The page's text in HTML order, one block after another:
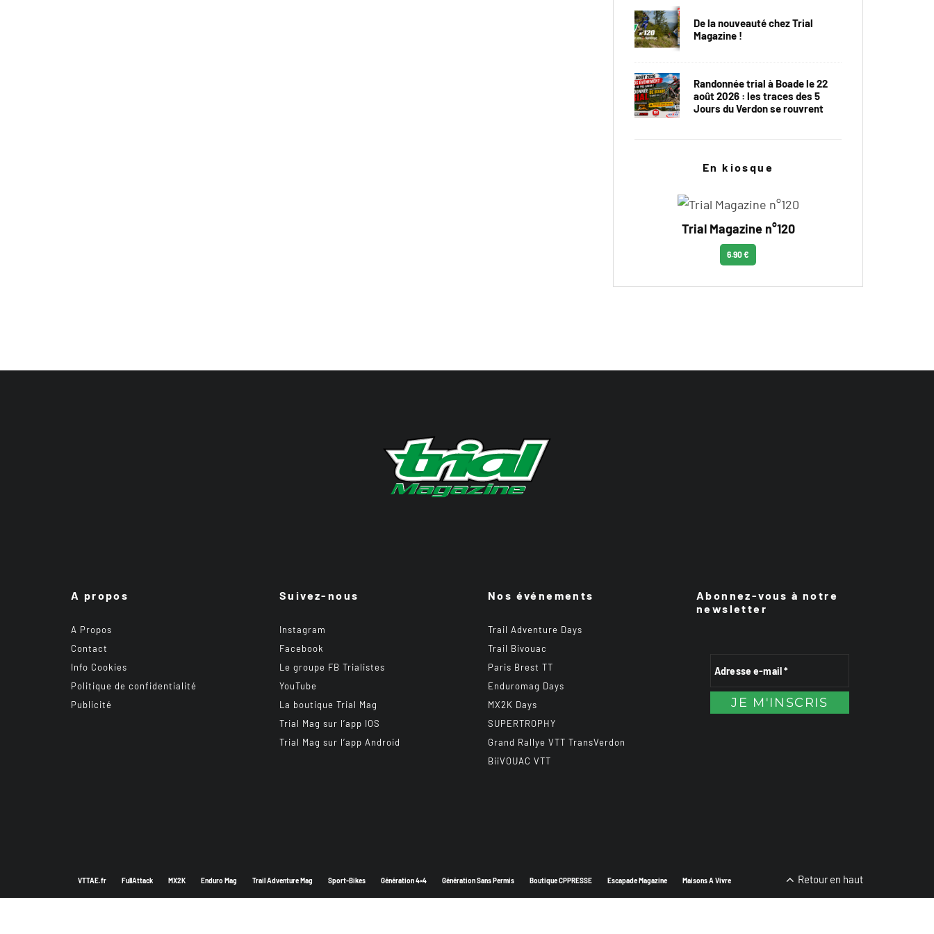
De la nouveauté chez Trial
Magazine !
Randonnée trial à Boade le 22
août 2026 : les traces des 5
Jours du Verdon se rouvrent
En kiosque
Trial Magazine n°120
6.90 €
A propos
A Propos
Contact
Info Cookies
Politique de confidentialité
Publicité
Suivez-nous
Instagram
Facebook
Le groupe FB Trialistes
YouTube
La boutique Trial Mag
Trial Mag sur l’app IOS
Trial Mag sur l’app Android
Nos événements
Trail Adventure Days
Trail Bivouac
Paris Brest TT
Enduromag Days
MX2K Days
SUPERTROPHY
Grand Rallye VTT TransVerdon
BiiVOUAC VTT
Abonnez-vous à notre
newsletter
VTTAE.fr FullAttack MX2K Enduro Mag Trail Adventure Mag Sport-Bikes Génération 4×4 Génération Sans Permis Boutique CPPRESSE Escapade Magazine Maisons A Vivre Retour en haut